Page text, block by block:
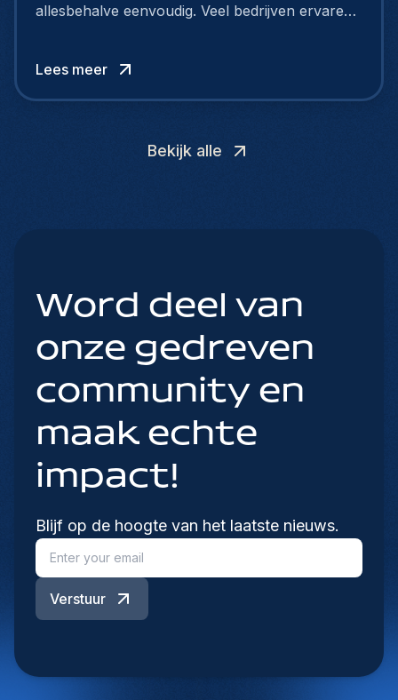
allesbehalve eenvoudig. Veel bedrijven ervaren
zoeken meer dan alleen een salaris.
Lees meer
Bekijk alle
Word deel van
onze gedreven
community en
maak echte
impact!
Blijf op de hoogte van het laatste nieuws.
Verstuur